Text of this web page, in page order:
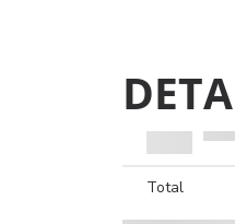
Total